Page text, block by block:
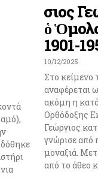
Ὅσιος
ὁ
1901-
10/12/2025
Στο κείμενο
αναφέρεται
ακόμη η
Ορθόδοξης
Γεώργιος
γνώρισε από
μοναξιά.
από το άθεο